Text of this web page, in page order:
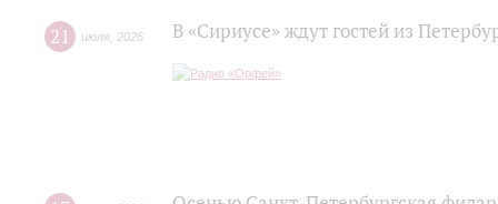
21 июля 2026 В «Сириусе» ждут гостей из